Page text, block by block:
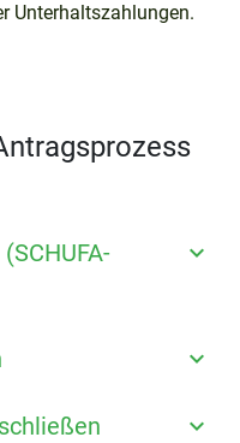
Unterhaltszahlungen.